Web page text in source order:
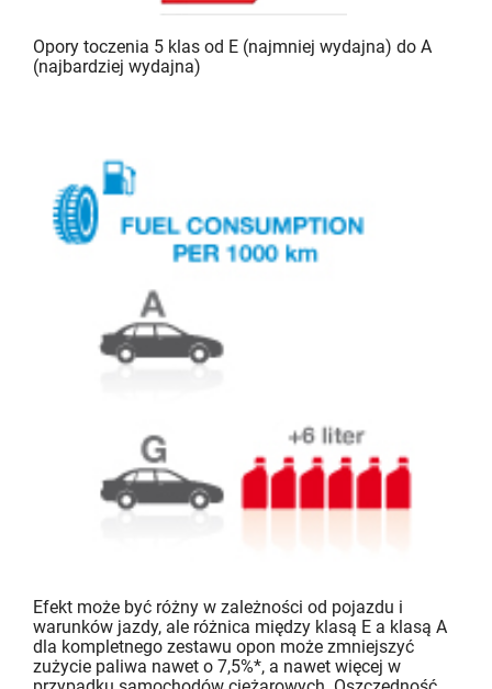
Opory toczenia 5 klas od E (najmniej wydajna) do A
(najbardziej wydajna)
Efekt może być różny w zależności od pojazdu i
warunków jazdy, ale różnica między klasą E a klasą A
dla kompletnego zestawu opon może zmniejszyć
zużycie paliwa nawet o 7,5%*, a nawet więcej w